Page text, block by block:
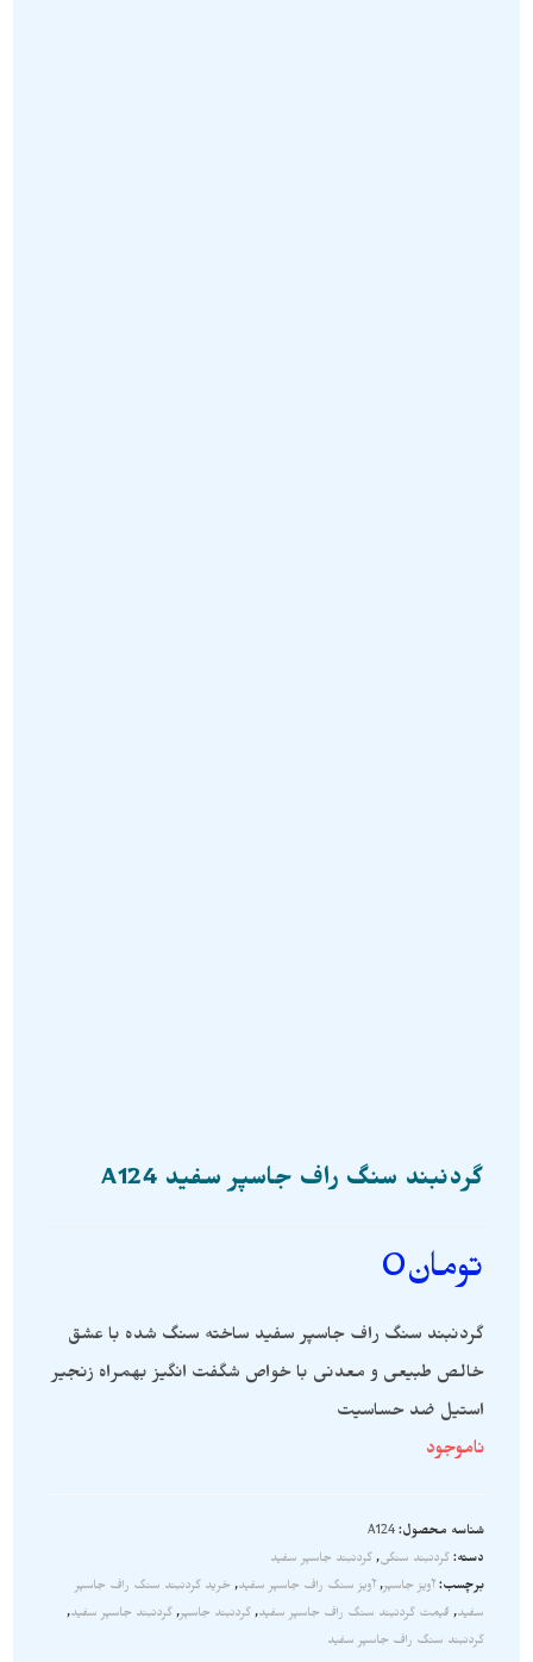
گردنبند سنگ راف جاسپر سفید A124
تومان0
گردنبند سنگ راف جاسپر سفید ساخته سنگ شده با عشق
خالص طبیعی و معدنی با خواص شگفت انگیز بهمراه زنجیر
استیل ضد حساسیت
ناموجود
شناسه محصول:A124
دسته: گردنبند سنگی, گردنبند جاسپر سفید
برچسب: آویز جاسپر, آویز سنگ راف جاسپر سفید, خرید گردنبند سنگ راف جاسپر
سفید, قیمت گردنبند سنگ راف جاسپر سفید, گردنبند جاسپر, گردنبند جاسپر سفید,
گردنبند سنگ راف جاسپر سفید